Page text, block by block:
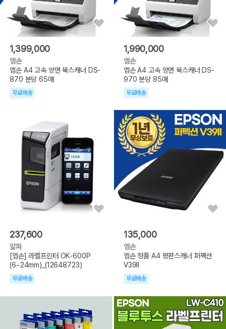
1,399,000
엡손
엡손 A4 고속 양면 북스캐너 DS-
870 분당 65매
무료배송
1,990,000
엡손
엡손 A4 고속 양면 북스캐너 DS-
970 분당 85매
무료배송
237,600
알파
[엡손] 라벨프린터 OK-600P
(6~24mm)_(12648723)
무료배송
135,000
엡손
엡손 정품 A4 평판스캐너 퍼펙션
V39II
무료배송